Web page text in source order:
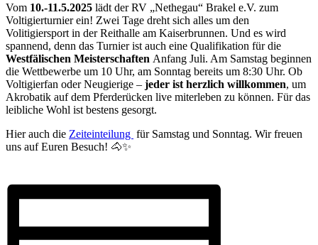
Vom 10.-11.5.2025 lädt der RV „Nethegau“ Brakel e.V. zum
Voltigierturnier ein! Zwei Tage dreht sich alles um den
Volitigiersport in der Reithalle am Kaiserbrunnen. Und es wird
spannend, denn das Turnier ist auch eine Qualifikation für die
Westfälischen Meisterschaften Anfang Juli. Am Samstag beginnen
die Wettbewerbe um 10 Uhr, am Sonntag bereits um 8:30 Uhr. Ob
Voltigierfan oder Neugierige – jeder ist herzlich willkommen, um
Akrobatik auf dem Pferderücken live miterleben zu können. Für das
leibliche Wohl ist bestens gesorgt.
Hier auch die Zeiteinteilung für Samstag und Sonntag. Wir freuen
uns auf Euren Besuch! 🐴✨